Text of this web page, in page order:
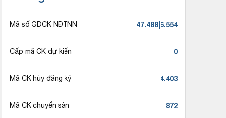
Mã số GDCK NĐTNN 47.488|6.554
Cấp mã CK dự kiến 0
Mã CK hủy đăng ký 4.403
Mã CK chuyển sàn 872